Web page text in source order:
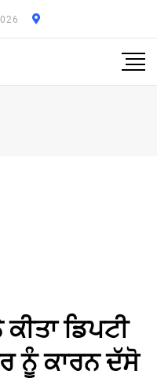
ਡਿਪਟੀ
ਨੂੰ ਕਾਰਨ ਦੱਸੋ